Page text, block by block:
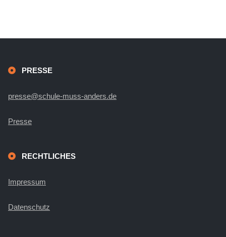
PRESSE
presse@schule-muss-anders.de
Presse
RECHTLICHES
Impressum
Datenschutz